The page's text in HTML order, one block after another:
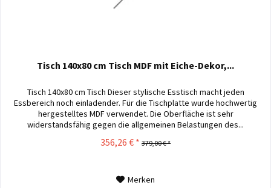
Tisch 140x80 cm Tisch MDF mit Eiche-Dekor,...
Tisch 140x80 cm Tisch Dieser stylische Esstisch macht jeden
Essbereich noch einladender. Für die Tischplatte wurde hochwertig
hergestelltes MDF verwendet. Die Oberfläche ist sehr
widerstandsfähig gegen die allgemeinen Belastungen des...
356,26 € * 379,00 € *
Merken